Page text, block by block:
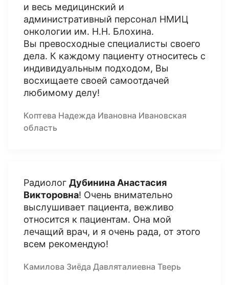
и весь медицинский и
административный персонал НМИЦ
онкологии им. Н.Н. Блохина.
Вы превосходные специалисты своего
дела. К каждому пациенту относитесь с
индивидуальным подходом, Вы
восхищаете своей самоотдачей
любимому делу!
Коптева Надежда Ивановна Ивановская
область
Радиолог Дубинина Анастасия
Викторовна! Очень внимательно
выслушивает пациента, вежливо
относится к пациентам. Она мой
лечащий врач, и я очень рада, от этого
всем рекомендую!
Камилова Зиёда Давляталиевна Тверь